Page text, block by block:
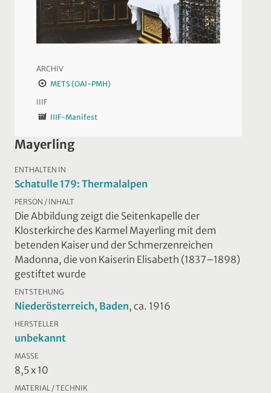
ARCHIV
METS (OAI-PMH)
IIIF
IIIF-Manifest
Mayerling
ENTHALTEN IN
Schatulle 179: Thermalalpen
PERSON / INHALT
Die Abbildung zeigt die Seitenkapelle der
Klosterkirche des Karmel Mayerling mit dem
betenden Kaiser und der Schmerzenreichen
Madonna, die von Kaiserin Elisabeth (1837–1898)
gestiftet wurde
ENTSTEHUNG
Niederösterreich, Baden, ca. 1916
HERSTELLER
unbekannt
MASSE
8,5 x 10
MATERIAL / TECHNIK